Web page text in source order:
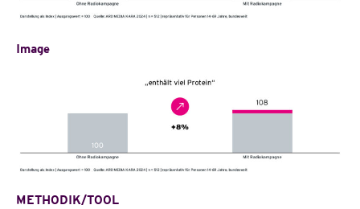
Image
METHODIK/TOOL